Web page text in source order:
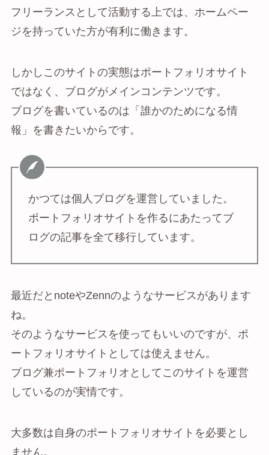
フリーランスとして活動する上では、ホームペー
ジを持っていた方が有利に働きます。
しかしこのサイトの実態はポートフォリオサイト
ではなく、ブログがメインコンテンツです。
ブログを書いているのは「誰かのためになる情
報」を書きたいからです。
かつては個人ブログを運営していました。
ポートフォリオサイトを作るにあたってブ
ログの記事を全て移行しています。
最近だとnoteやZennのようなサービスがあります
ね。
そのようなサービスを使ってもいいのですが、ポ
ートフォリオサイトとしては使えません。
ブログ兼ポートフォリオとしてこのサイトを運営
しているのが実情です。
大多数は自身のポートフォリオサイトを必要とし
ません。